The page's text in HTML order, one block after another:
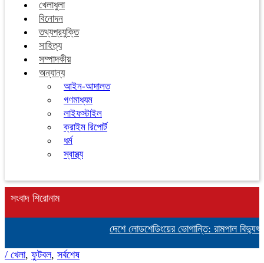
খেলাধুলা
বিনোদন
তথ্যপ্রযুক্তি
সাহিত্য
সম্পাদকীয়
অন্যান্য
আইন-আদালত
গণমাধ্যম
লাইফস্টাইল
ক্রাইম রিপোর্ট
ধর্ম
স্বাস্থ্য
সংবাদ শিরোনাম
দেশে লোডশেডিংয়ের ভোগান্তি: রামপাল
/ খেলা, ফুটবল, সর্বশেষ